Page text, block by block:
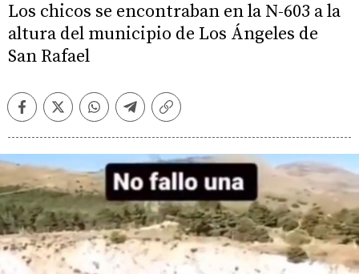
Los chicos se encontraban en la N-603 a la
altura del municipio de Los Ángeles de
San Rafael
FacebookTwitterWhatsappTelegramCopiar